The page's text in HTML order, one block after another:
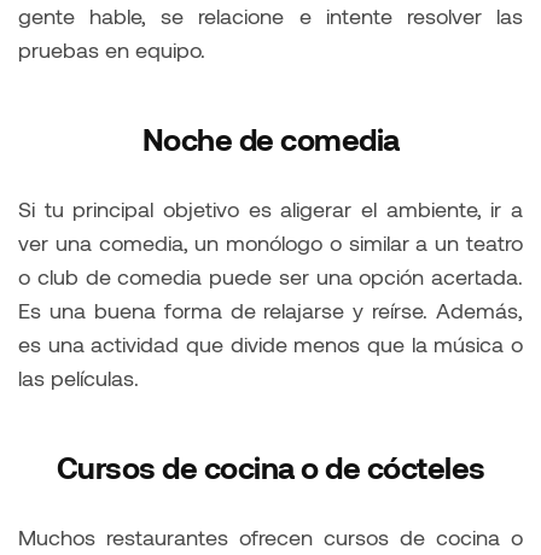
gente hable, se relacione e intente resolver las
pruebas en equipo.
Noche de comedia
Si tu principal objetivo es aligerar el ambiente, ir a
ver una comedia, un monólogo o similar a un teatro
o club de comedia puede ser una opción acertada.
Es una buena forma de relajarse y reírse. Además,
es una actividad que divide menos que la música o
las películas.
Cursos de cocina o de cócteles
Muchos restaurantes ofrecen cursos de cocina o